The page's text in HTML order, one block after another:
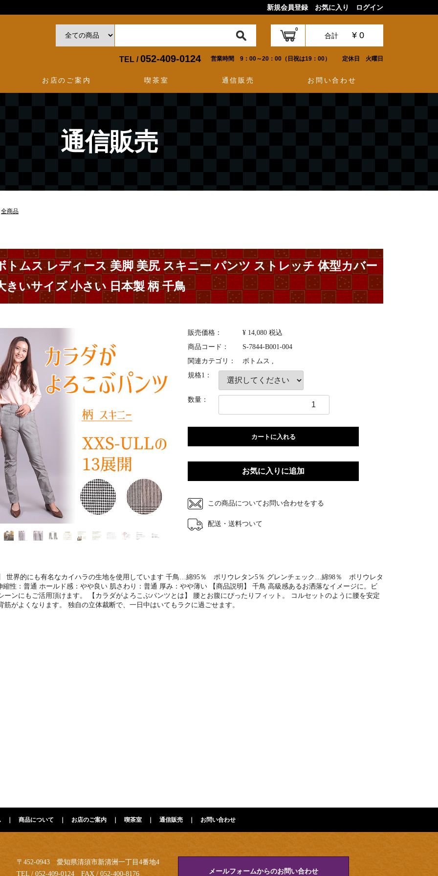
新規会員登録 お気に入り ログイン
0
合計 ¥ 0
TEL /052-409-0124 営業時間 9：00～20：00（日祝は19：00） 定休日 火曜日
お店のご案内 喫茶室 通信販売 お問い合わせ
通信販売
全商品
トムス レディース 美脚 美尻 スキニー パンツ ストレッチ 体型カバー
きいサイズ 小さい 日本製 柄 千鳥
販売価格： ¥ 14,080 税込
商品コード：
S-7844-B001-004
関連カテゴリ：
ボトムス ,
規格1：
数量：
カートに入れる
お気に入りに追加
この商品についてお問い合わせをする
配送・送料ついて
世界的にも有名なカイハラの生地を使用しています 千鳥…綿95％ ポリウレタン5％ グレンチェック…綿98％ ポリウレタ
縮性：普通 ホールド感：やや良い 肌さわり：普通 厚み：やや薄い 【商品説明】 千鳥 高級感あるお洒落なイメージに。ビ
ーンにもご活用頂けます。 【カラダがよろこぶパンツとは】 腰とお腹にぴったりフィット。 コルセットのように腰を安定
筋がよくなります。 独自の立体裁断で、一日中はいてもラクに過ごせます。
商品について お店のご案内 喫茶室 通信販売 お問い合わせ
〒452-0943 愛知県清須市新清洲一丁目4番地4
TEL / 052-409-0124 FAX / 052-400-8176
メールフォームからのお問い合わせ